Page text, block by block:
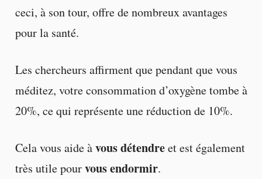
ceci, à son tour, offre de nombreux avantages
pour la santé.
Les chercheurs affirment que pendant que vous
méditez, votre consommation d’oxygène tombe à
20%, ce qui représente une réduction de 10%.
Cela vous aide àvous détendreet est également
très utile pourvous endormir.